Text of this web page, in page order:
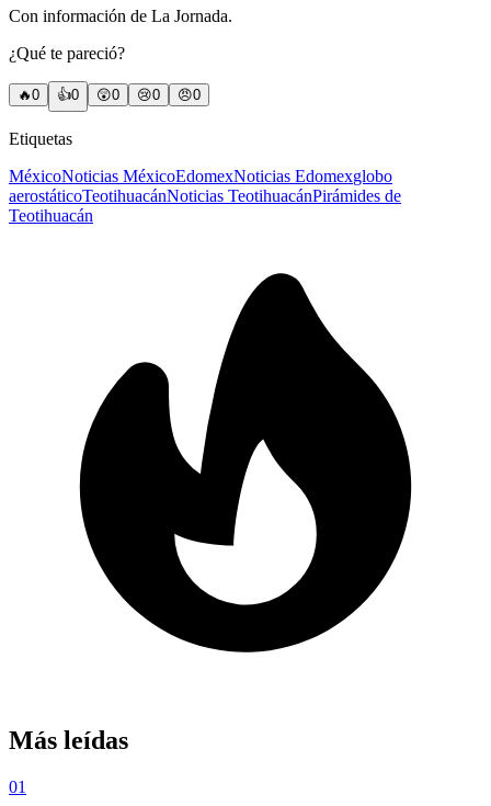
Con información de La Jornada.
¿Qué te pareció?
🔥0 👍0 😲0 😢0 😠0
Etiquetas
MéxicoNoticias MéxicoEdomexNoticias Edomexglobo
aerostáticoTeotihuacánNoticias TeotihuacánPirámides de
Teotihuacán
Más leídas
01